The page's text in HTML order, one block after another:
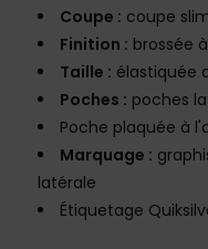
Coupe : coupe
Finition : brossée
Taille : élastiquée
Poches : poches
Poche plaquée à
Marquage :
latérale
Étiquetage